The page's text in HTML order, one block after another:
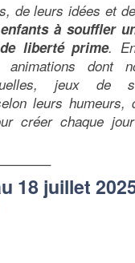
de leurs idées et
à souffler
liberté prime.
dont
jeux de
leurs humeurs,
créer chaque
18 juillet